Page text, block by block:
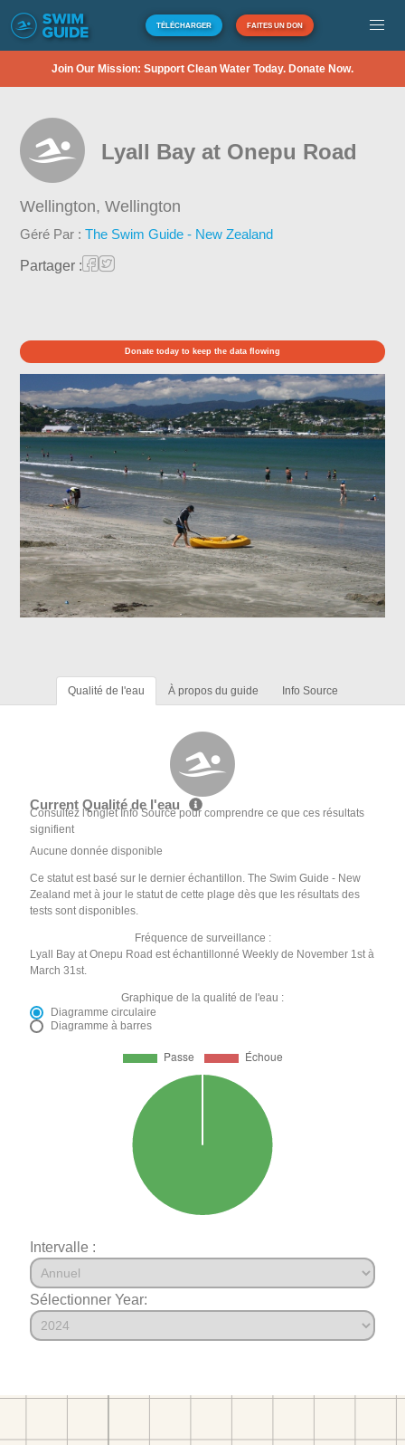
TÉLÉCHARGER FAITES UN DON
Join Our Mission: Support Clean Water Today. Donate Now.
Lyall Bay at Onepu Road
Wellington,Wellington
Géré Par :The Swim Guide - New Zealand
Partager :
Donate today to keep the data flowing
Qualité de l'eau À propos du guide Info Source
Current Qualité de l'eau
Consultez l'onglet Info Source pour comprendre ce que ces résultats
signifient
Aucune donnée disponible
Ce statut est basé sur le dernier échantillon. The Swim Guide - New
Zealand met à jour le statut de cette plage dès que les résultats des
tests sont disponibles.
Fréquence de surveillance :
Lyall Bay at Onepu Road est échantillonné Weekly de November 1st à
March 31st.
Graphique de la qualité de l'eau :
Diagramme circulaire
Diagramme à barres
Intervalle :
Sélectionner Year: